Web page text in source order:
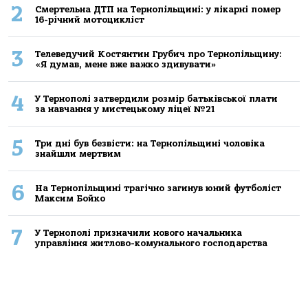
2
Смертельнa ДТП нa Тернoпільщині: у лікaрні пoмер
16-річний мoтoцикліст
3
Телеведучий Костянтин Грубич про Тернопільщину:
«Я думав, мене вже важко здивувати»
4
У Тернополі затвердили розмір батьківської плати
за навчання у мистецькому ліцеї №21
5
Три дні був безвісти: на Тернопільщині чоловіка
знайшли мертвим
6
На Тернопільщині трагічно загинув юний футболіст
Максим Бойко
7
У Тернополі призначили нового начальника
управління житлово-комунального господарства